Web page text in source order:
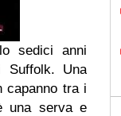
sedici anni
Suffolk. Una
capanno tra i
una serva e